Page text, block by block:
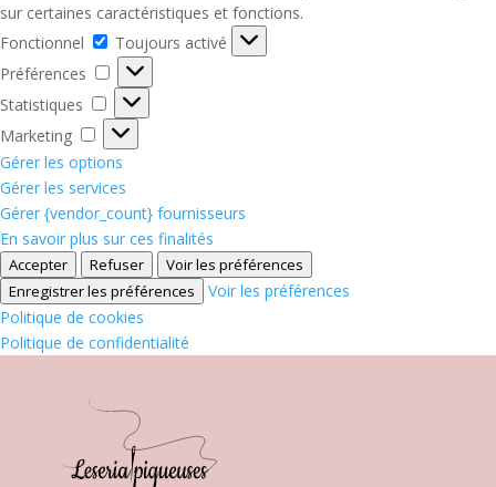
sur certaines caractéristiques et fonctions.
Fonctionnel
Fonctionnel
Toujours activé
Préférences
Préférences
Statistiques
Statistiques
Marketing
Marketing
Gérer les options
Gérer les services
Gérer {vendor_count} fournisseurs
En savoir plus sur ces finalités
Accepter Refuser
Voir les préférences
Enregistrer les préférences
Voir les préférences
Politique de cookies
Politique de confidentialité